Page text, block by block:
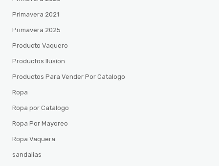
Primavera 2021
Primavera 2025
Producto Vaquero
Productos Ilusion
Productos Para Vender Por Catalogo
Ropa
Ropa por Catalogo
Ropa Por Mayoreo
Ropa Vaquera
sandalias